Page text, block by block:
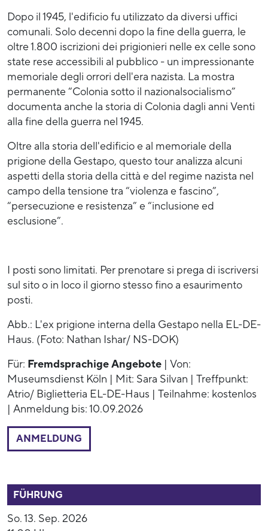
Dopo il 1945, l'edificio fu utilizzato da diversi uffici
comunali. Solo decenni dopo la fine della guerra, le
oltre 1.800 iscrizioni dei prigionieri nelle ex celle sono
state rese accessibili al pubblico - un impressionante
memoriale degli orrori dell'era nazista. La mostra
permanente “Colonia sotto il nazionalsocialismo”
documenta anche la storia di Colonia dagli anni Venti
alla fine della guerra nel 1945.
Oltre alla storia dell'edificio e al memoriale della
prigione della Gestapo, questo tour analizza alcuni
aspetti della storia della città e del regime nazista nel
campo della tensione tra “violenza e fascino”,
“persecuzione e resistenza” e “inclusione ed
esclusione”.
I posti sono limitati. Per prenotare si prega di iscriversi
sul sito o in loco il giorno stesso fino a esaurimento
posti.
Abb.: L'ex prigione interna della Gestapo nella EL-DE-
Haus. (Foto: Nathan Ishar/ NS-DOK)
Für: Fremdsprachige Angebote | Von:
Museumsdienst Köln | Mit: Sara Silvan | Treffpunkt:
Atrio/ Biglietteria EL-DE-Haus | Teilnahme: kostenlos
| Anmeldung bis: 10.09.2026
ANMELDUNG
FÜHRUNG
So. 13. Sep. 2026